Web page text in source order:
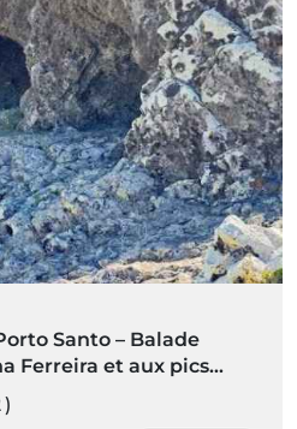
Santo – Balade
Ferreira et aux pics